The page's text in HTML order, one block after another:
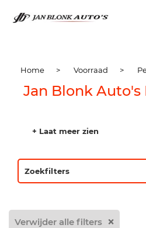
Home > Voorraad >
Jan Blonk Auto's
+ Laat meer zien
Zoekfilters
Verwijder alle filters